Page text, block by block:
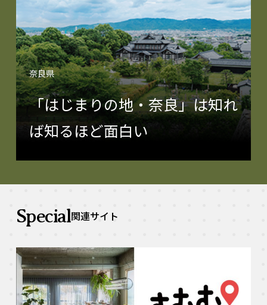
奈良県
「はじまりの地・奈良」は知れ
ば知るほど面白い
Special関連サイト